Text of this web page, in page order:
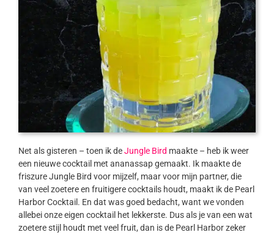
Net als gisteren – toen ik deJungle Bird maakte – heb ik weer
een nieuwe cocktail met ananassap gemaakt. Ik maakte de
friszure Jungle Bird voor mijzelf, maar voor mijn partner, die
van veel zoetere en fruitigere cocktails houdt, maakt ik de Pearl
Harbor Cocktail. En dat was goed bedacht, want we vonden
allebei onze eigen cocktail het lekkerste. Dus als je van een wat
zoetere stijl houdt met veel fruit, dan is de Pearl Harbor zeker